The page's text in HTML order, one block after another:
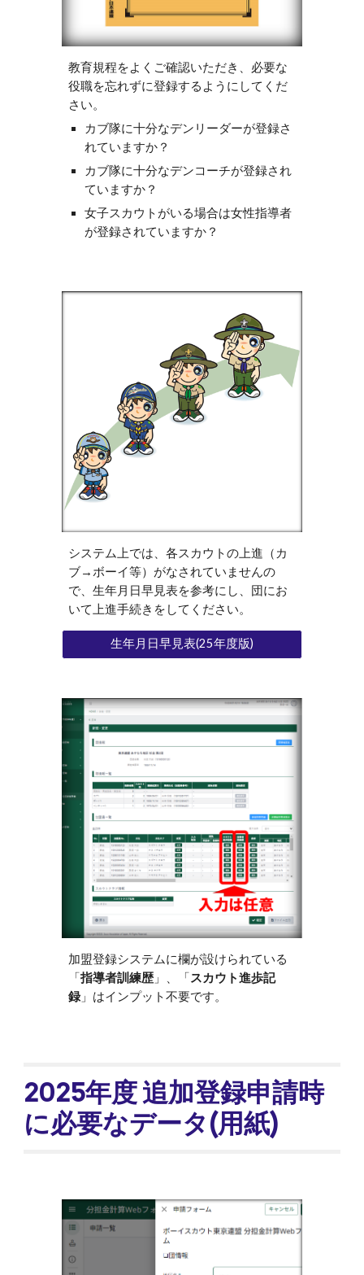
教育規程をよくご確認いただき、必要な
役職を忘れずに登録するようにしてくだ
さい。
カブ隊に十分なデンリーダーが登録さ
れていますか？
カブ隊に十分なデンコーチが登録され
ていますか？
女子スカウトがいる場合は女性指導者
が登録されていますか？
システム上では、各スカウトの上進（カ
ブ→ボーイ等）がなされていませんの
で、生年月日早見表を参考にし、団にお
いて上進手続きをしてください。
生年月日早見表(25年度版)
加盟登録システムに欄が設けられている
「指導者訓練歴 」、「 スカウト進歩記
録」はインプット不要です。
2025年度追加登録申請時
に必要なデータ(用紙)